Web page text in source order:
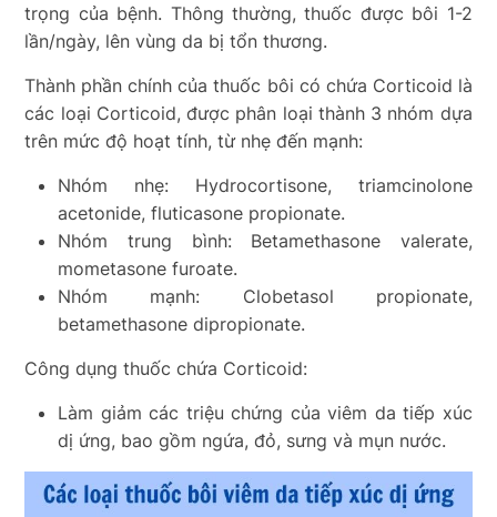
trọng của bệnh. Thông thường, thuốc được bôi 1-2
lần/ngày, lên vùng da bị tổn thương.
Thành phần chính của thuốc bôi có chứa Corticoid là
các loại Corticoid, được phân loại thành 3 nhóm dựa
trên mức độ hoạt tính, từ nhẹ đến mạnh:
Nhóm nhẹ: Hydrocortisone, triamcinolone
acetonide, fluticasone propionate.
Nhóm trung bình: Betamethasone valerate,
mometasone furoate.
Nhóm mạnh: Clobetasol propionate,
betamethasone dipropionate.
Công dụng thuốc chứa Corticoid:
Làm giảm các triệu chứng của viêm da tiếp xúc
dị ứng, bao gồm ngứa, đỏ, sưng và mụn nước.